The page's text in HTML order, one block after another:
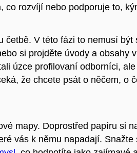
co rozvíjí nebo podporuje to,
V této fázi to nemusí být
si projděte úvody a obsahy
úzce profilovaní odborníci,
že chcete psát o něčem, o
mapy. Doprostřed papíru si
vás k němu napadají.